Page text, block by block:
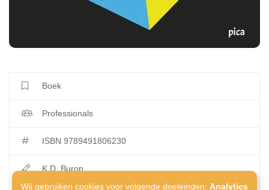
Wij gebruiken cookies voor volgende doeleinden: Analytics
Boek
Professionals
ISBN 9789491806230
K.D. Buron